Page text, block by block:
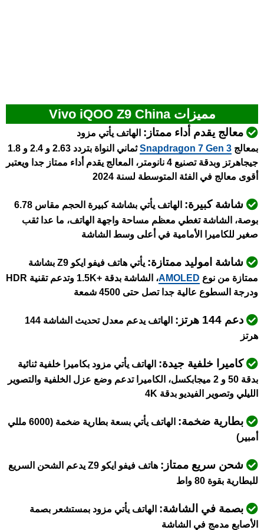
مميزات Vivo iQOO Z9 China
معالج يقدم أداء ممتاز: الهاتف يأتي مزود
بمعالج Snapdragon 7 Gen 3
ثماني النواة بتردد 2.63 و 2.4 و 1.8
جيجاهرتز وبدقة تصنيع 4 نانومتر، المعالج يقدم أداء ممتاز جدا ويعتبر
أقوى معالج في الفئة المتوسطة لسنة 2024
شاشة كبيرة:
الهاتف يأتي بشاشة كبيرة الحجم مقاس 6.78
بوصة، الشاشة تغطي معظم مساحة واجهة الهاتف، ما عدا ثقب
صغير للكاميرا الأمامية في أعلى وسط الشاشة
شاشة اموليد ممتازة:
يأتي هاتف فيفو ايكو Z9 بشاشة
ممتازة من نوع AMOLED
، الشاشة بدقة +1.5K وتدعم تقنية HDR
ودرجة السطوع عالية جدا تصل حتى 4500 شمعة
دعم 144 هرتز:
الهاتف يدعم معدل تحديث الشاشة 144
هرتز
كاميرا خلفية جيدة: الهاتف يأتي مزود بكاميرا خلفية ثنائية
بدقة 50 و 2 ميجابكسل، الكاميرا تدعم وضع عزل الخلفية والتصوير
الليلي وتصوير الفيديو بدقة 4K
بطارية ضخمة:
الهاتف يأتي بسعة بطارية ضخمة (6000 مللي
أمبير)
شحن سريع ممتاز:
هاتف فيفو ايكو Z9 يدعم الشحن السريع
للبطارية بقوة 80 واط
بصمة في الشاشة: الهاتف يأتي مزود بمستشعر بصمة
الأصابع مدمج في الشاشة